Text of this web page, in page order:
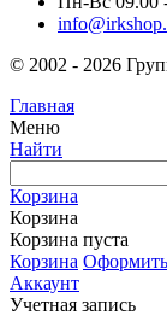
© 2002 - 2026
Главная
Меню
Найти
Корзина
Корзина
Корзина пуста
Корзина Оформить
Аккаунт
Учетная запись